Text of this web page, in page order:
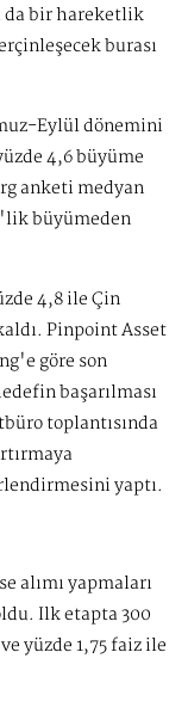
da bir hareketlik
burası
Eylül dönemini
4,6 büyüme
anketi medyan
büyümeden
4,8 ile Çin
Pinpoint Asset
göre son
başarılması
toplantısında
yaptı.
alımı yapmaları
İlk etapta 300
yüzde 1,75 faiz ile